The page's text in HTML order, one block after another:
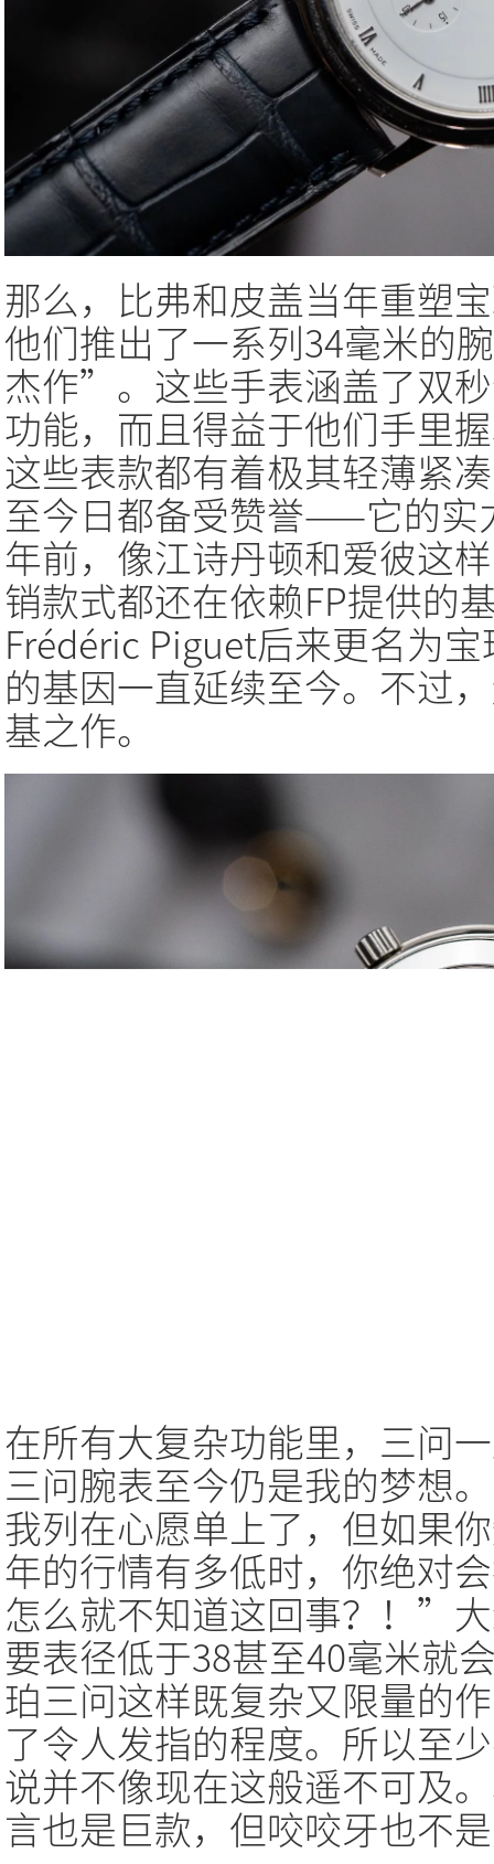
那么，比弗和皮盖当年重塑
他们推出了一系列34毫米的
杰作”。这些手表涵盖了双
功能，而且得益于他们手里
这些表款都有着极其轻薄紧
至今日都备受赞誉——它的实
年前，像江诗丹顿和爱彼这
销款式都还在依赖FP提供的
Frédéric Piguet后来更名为
的基因一直延续至今。不过
基之作。
在所有大复杂功能里，三问
三问腕表至今仍是我的梦想
我列在心愿单上了，但如果
年的行情有多低时，你绝对
怎么就不知道这回事？！”
要表径低于38甚至40毫米就
珀三问这样既复杂又限量的
了令人发指的程度。所以至
说并不像现在这般遥不可及
言也是巨款，但咬咬牙也不